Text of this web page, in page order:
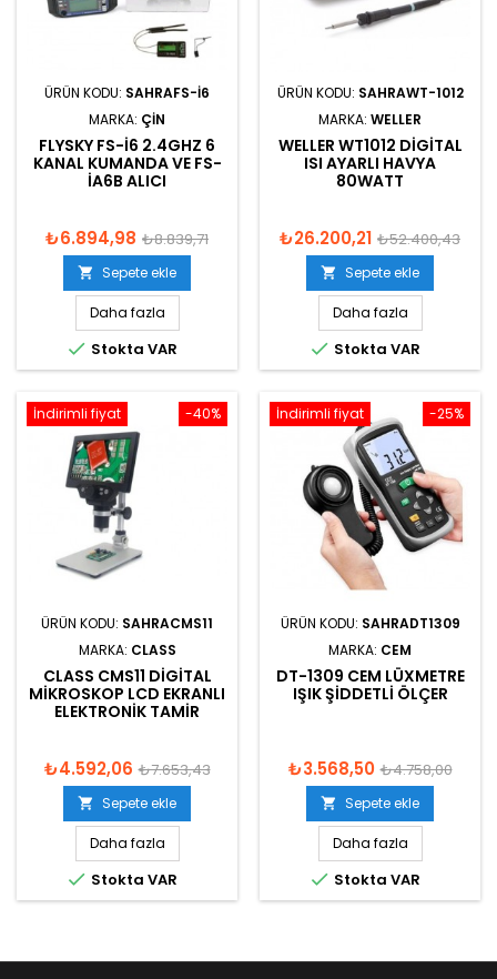
ÜRÜN KODU: SAHRAFS-I6
MARKA: ÇIN
FLYSKY FS-I6 2.4GHZ 6
KANAL KUMANDA VE FS-
IA6B ALICI
₺6.894,98 ₺8.839,71
 Sepete ekle
Daha fazla
 Stokta VAR
ÜRÜN KODU: SAHRAWT-1012
MARKA: WELLER
WELLER WT1012 DIGITAL
ISI AYARLI HAVYA
80WATT
₺26.200,21 ₺52.400,43
 Sepete ekle
Daha fazla
 Stokta VAR
-40%
İndirimli fiyat
ÜRÜN KODU: SAHRACMS11
MARKA: CLASS
CLASS CMS11 DIGITAL
MIKROSKOP LCD EKRANLI
ELEKTRONIK TAMIR
₺4.592,06 ₺7.653,43
 Sepete ekle
Daha fazla
 Stokta VAR
-25%
İndirimli fiyat
ÜRÜN KODU: SAHRADT1309
MARKA: CEM
DT-1309 CEM LÜXMETRE
IŞIK ŞIDDETLI ÖLÇER
₺3.568,50 ₺4.758,00
 Sepete ekle
Daha fazla
 Stokta VAR